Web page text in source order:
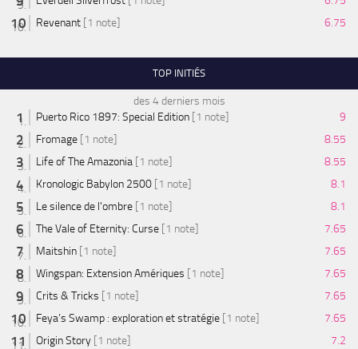
Revenant [1 note] 6.75
TOP INITIÉS
des 4 derniers mois
Puerto Rico 1897: Special Edition [1 note]
9
Fromage [1 note]
8.55
Life of The Amazonia [1 note]
8.55
Kronologic Babylon 2500 [1 note]
8.1
Le silence de l'ombre [1 note]
8.1
The Vale of Eternity: Curse [1 note]
7.65
Maitshin [1 note]
7.65
Wingspan: Extension Amériques [1 note]
7.65
Crits & Tricks [1 note]
7.65
Feya’s Swamp : exploration et stratégie [1 note]
7.65
Origin Story [1 note]
7.2